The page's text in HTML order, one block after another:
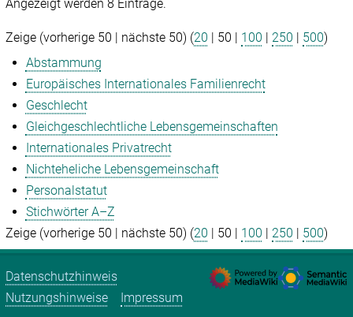
Angezeigt werden 8 Einträge.
Zeige (vorherige 50 nächste 50) (20 50 100 250 500)
Abstammung
Europäisches Internationales Familienrecht
Geschlecht
Gleichgeschlechtliche Lebensgemeinschaften
Internationales Privatrecht
Nichteheliche Lebensgemeinschaft
Personalstatut
Stichwörter A–Z
Zeige (vorherige 50 nächste 50) (20 50 100 250 500)
Datenschutzhinweis
Nutzungshinweise
Impressum